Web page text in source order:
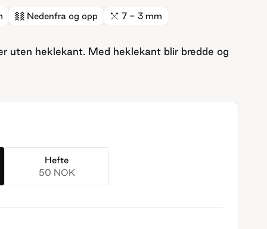
Nedenfra og opp 7 - 3 mm
uten heklekant. Med heklekant blir bredde og
Hefte
50 NOK